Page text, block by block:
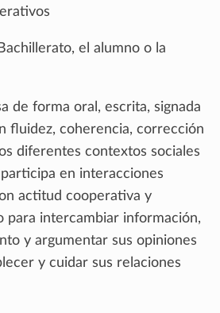
el alumno o la
de forma oral, escrita, signada
fluidez, coherencia, corrección
diferentes contextos sociales
en interacciones
actitud cooperativa y
para intercambiar información,
y argumentar sus opiniones
y cuidar sus relaciones